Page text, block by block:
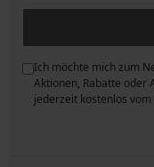
Ich möchte mich zum
Aktionen, Rabatte oder
jederzeit kostenlos